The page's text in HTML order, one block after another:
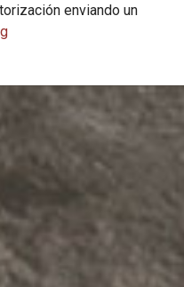
enviando un